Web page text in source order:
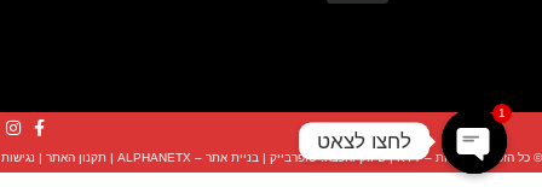
© כל הזכויות שמורות – KYT | שיווק והפצה: סופרבייק | בניית אתר – ALPHANETX | תקנון האתר | נגישות
לחצו לצאט
1